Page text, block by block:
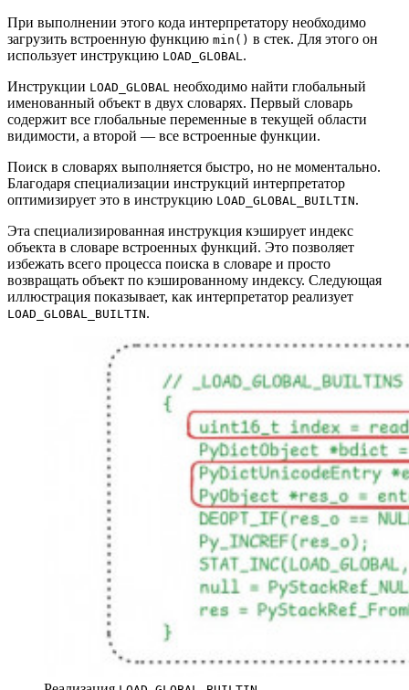
При выполнении этого кода интерпретатору необходимо
загрузить встроенную функцию min() в стек. Для этого он
использует инструкцию LOAD_GLOBAL .
Инструкции LOAD_GLOBAL необходимо найти глобальный
именованный объект в двух словарях. Первый словарь
содержит все глобальные переменные в текущей области
видимости, а второй — все встроенные функции.
Поиск в словарях выполняется быстро, но не моментально.
Благодаря специализации инструкций интерпретатор
оптимизирует это в инструкцию LOAD_GLOBAL_BUILTIN.
Эта специализированная инструкция кэширует индекс
объекта в словаре встроенных функций. Это позволяет
избежать всего процесса поиска в словаре и просто
возвращать объект по кэшированному индексу. Следующая
иллюстрация показывает, как интерпретатор реализует
LOAD_GLOBAL_BUILTIN.